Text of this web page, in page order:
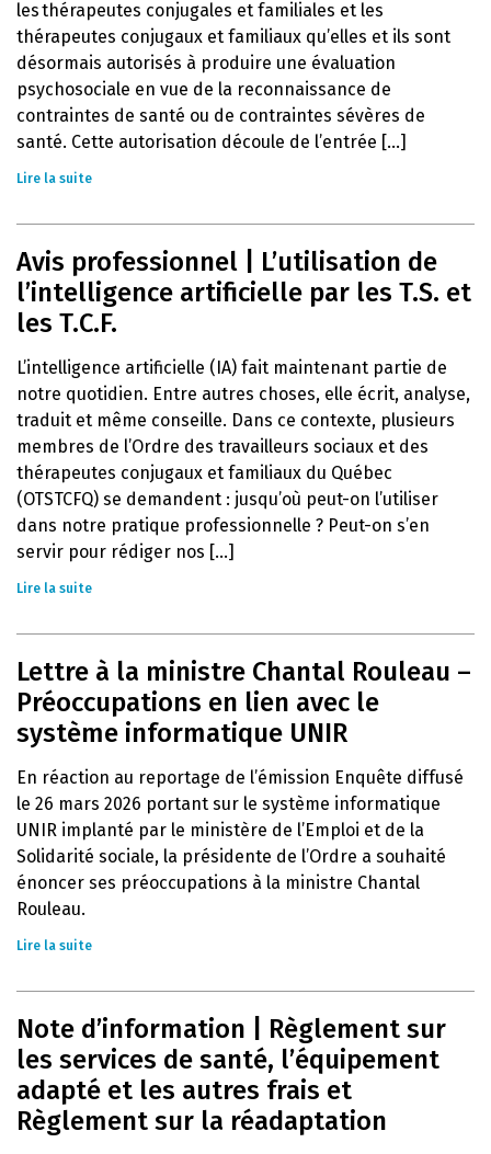
les thérapeutes conjugales et familiales et les
thérapeutes conjugaux et familiaux qu’elles et ils sont
désormais autorisés à produire une évaluation
psychosociale en vue de la reconnaissance de
contraintes de santé ou de contraintes sévères de
santé. Cette autorisation découle de l’entrée [...]
Lire la suite
Avis professionnel | L’utilisation de
l’intelligence artificielle par les T.S. et
les T.C.F.
L’intelligence artificielle (IA) fait maintenant partie de
notre quotidien. Entre autres choses, elle écrit, analyse,
traduit et même conseille. Dans ce contexte, plusieurs
membres de l’Ordre des travailleurs sociaux et des
thérapeutes conjugaux et familiaux du Québec
(OTSTCFQ) se demandent : jusqu’où peut-on l’utiliser
dans notre pratique professionnelle ? Peut-on s’en
servir pour rédiger nos [...]
Lire la suite
Lettre à la ministre Chantal Rouleau –
Préoccupations en lien avec le
système informatique UNIR
En réaction au reportage de l’émission Enquête diffusé
le 26 mars 2026 portant sur le système informatique
UNIR implanté par le ministère de l’Emploi et de la
Solidarité sociale, la présidente de l’Ordre a souhaité
énoncer ses préoccupations à la ministre Chantal
Rouleau.
Lire la suite
Note d’information | Règlement sur
les services de santé, l’équipement
adapté et les autres frais et
Règlement sur la réadaptation